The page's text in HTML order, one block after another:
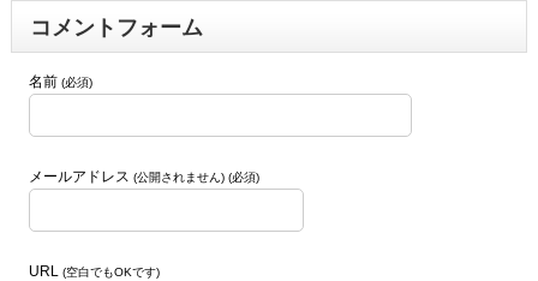
コメントフォーム
名前 (必須)
メールアドレス (公開されません) (必須)
URL (空白でもOKです)